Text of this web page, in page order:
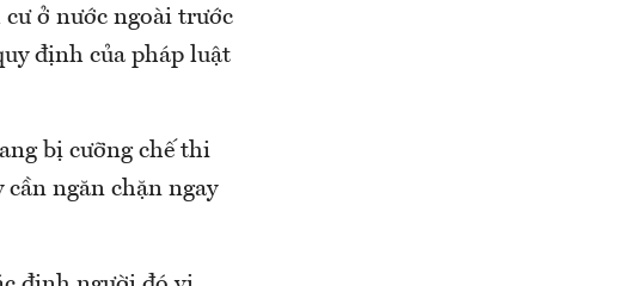
ở nước ngoài trước
định của pháp luật
bị cưỡng chế thi
ngăn chặn ngay